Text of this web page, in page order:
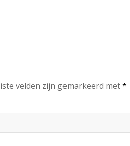
velden zijn gemarkeerd met*